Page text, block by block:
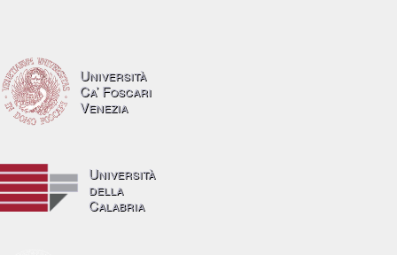
Università
Ca’ Foscari
Venezia
Università
della
Calabria